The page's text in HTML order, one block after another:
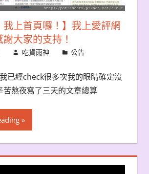
我上首頁囉！】我上愛評網
大家的支持！
吃貨雨神 公告
已經check很多次我的眼睛確定沒
苦熬夜寫了三天的文章總算